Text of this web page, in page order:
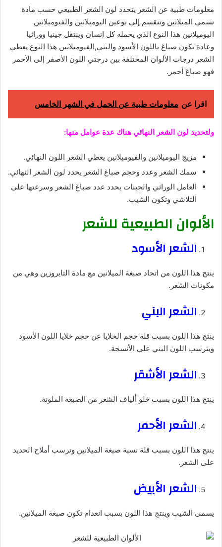
معلومات طبية عن الشعر يتحدد لون الشعر الطبيعي حسب مادة
تسمي الميلانين وتنقسم إلى نوعين اليوميلانين والفيوميلانين
اليوميلانين هذا النوع الذي يحمله كل إنسان وينتقل جينيا ووراثيا
وعادة يكون صباغ باللون الأسود والبني,الفيوميلانين هذا النوع يعطي
الشعر درجات الألوان المختلفة بين درجتي اللون الأصفر إلى الأحمر
فهو صباغ أحمر.
اقرا عن معلومات طبية عن الحمل في الشهر الخامس
ولتحديد لون الشعر النهائي هناك عدة عوامل منها:
مزيج اليوميلانين والفيوميلانين يعطي الشعر اللون النهائي.
سمك الشعر وعدد وحجم صباغ الشعر يحدد لون الشعر النهائي.
العامل الوراثي والجينات يحدد عدد صباغ الشعر وسرعتها على
التلاشي وتكون الشيب.
الألوان الطبيعية للشعر
الشعر الأسود
ينتج هذا اللون من اتحاد صبغة الميلانين مع مادة التايروزين وهي من
مكونات الشعر.
الشعر البني
ينتج هذا اللون بسبب قلة حجم الخلايا عن حجم خلايا اللون الأسود
ويترسب اللون البني على الأنسجة.
الشعر الأشقر
ينتج هذا اللون بسبب خلو ألياف الشعر من الصبغة الملونة.
الشعر الأحمر
ينتج هذا اللون بسبب قلة نسبة صبغة الميلانين وترسب أملاح الحديد
على الشعر.
الشعر الأبيض
يسمى الشيب وينتج هذا اللون بسبب انعدام تكون صبغة الميلانين.